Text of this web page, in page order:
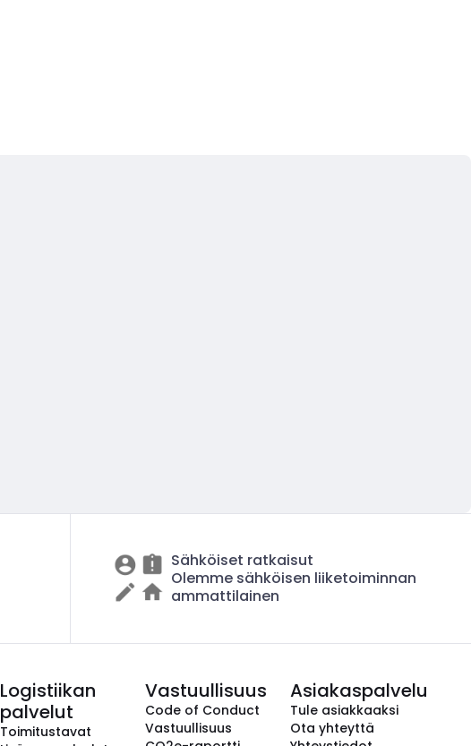
Sähköiset ratkaisut
Olemme sähköisen liiketoiminnan
ammattilainen
Logistiikan
palvelut
Toimitustavat
Vastuullisuus
Code of Conduct
Vastuullisuus
Asiakaspalvelu
Tule asiakkaaksi
Ota yhteyttä